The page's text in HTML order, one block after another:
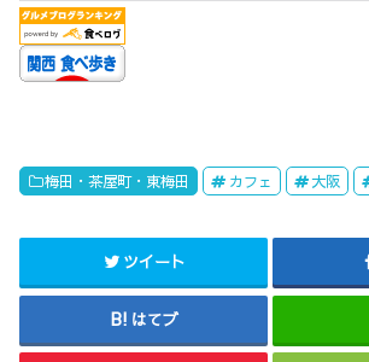
梅田・茶屋町・東梅田 カフェ 大阪
ツイート
はてブ